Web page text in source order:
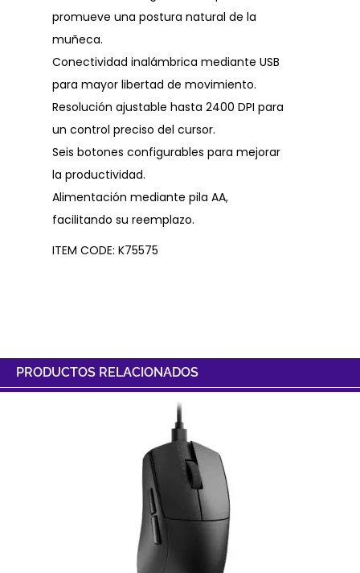
promueve una postura natural de la
muñeca.
Conectividad inalámbrica mediante USB
para mayor libertad de movimiento.
Resolución ajustable hasta 2400 DPI para
un control preciso del cursor.
Seis botones configurables para mejorar
la productividad.
Alimentación mediante pila AA,
facilitando su reemplazo.
ITEM CODE: K75575
PRODUCTOS RELACIONADOS